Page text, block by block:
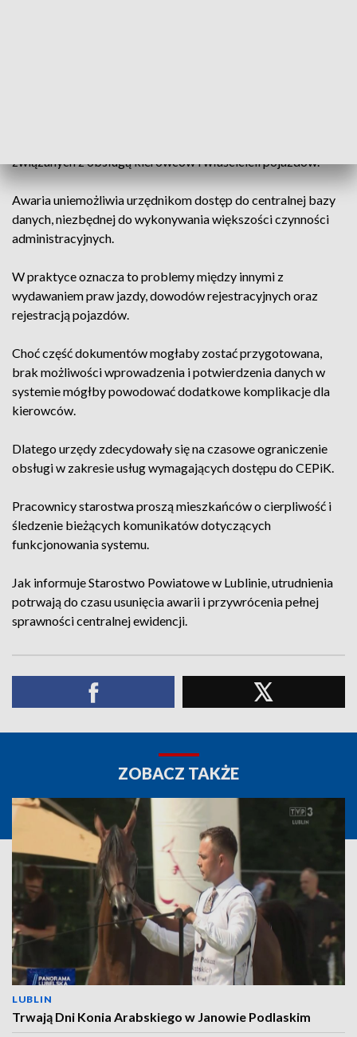
związanych z obsługą kierowców i właścicieli pojazdów.
Awaria uniemożliwia urzędnikom dostęp do centralnej bazy
danych, niezbędnej do wykonywania większości czynności
administracyjnych.
W praktyce oznacza to problemy między innymi z
wydawaniem praw jazdy, dowodów rejestracyjnych oraz
rejestracją pojazdów.
Choć część dokumentów mogłaby zostać przygotowana,
brak możliwości wprowadzenia i potwierdzenia danych w
systemie mógłby powodować dodatkowe komplikacje dla
kierowców.
Dlatego urzędy zdecydowały się na czasowe ograniczenie
obsługi w zakresie usług wymagających dostępu do CEPiK.
Pracownicy starostwa proszą mieszkańców o cierpliwość i
śledzenie bieżących komunikatów dotyczących
funkcjonowania systemu.
Jak informuje Starostwo Powiatowe w Lublinie, utrudnienia
potrwają do czasu usunięcia awarii i przywrócenia pełnej
sprawności centralnej ewidencji.
ZOBACZ TAKŻE
LUBLIN
Trwają Dni Konia Arabskiego w Janowie Podlaskim